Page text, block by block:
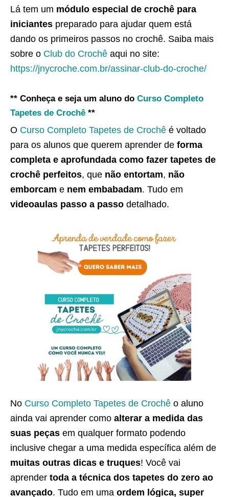
Lá tem um módulo especial de crochê para
iniciantes preparado para ajudar quem está
dando os primeiros passos no crochê. Saiba mais
sobre o Club do Crochê aqui no site:
https://jnycroche.com.br/assinar-club-do-croche/
** Conheça e seja um aluno do Curso Completo
Tapetes de Crochê **
O Curso Completo Tapetes de Crochê é voltado
para os alunos que querem aprender de forma
completa e aprofundada como fazer tapetes de
crochê perfeitos, que não entortam, não
emborcam e nem embabadam. Tudo em
videoaulas passo a passo detalhado.
No Curso Completo Tapetes de Crochê o aluno
ainda vai aprender como alterar a medida das
suas peças em qualquer formato podendo
inclusive chegar a uma medida específica além de
muitas outras dicas e truques! Você vai
aprender toda a técnica dos tapetes do zero ao
avançado. Tudo em uma ordem lógica, super